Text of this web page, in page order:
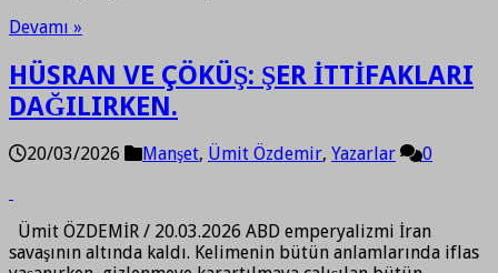
Devamı »
HÜSRAN VE ÇÖKÜŞ: ŞER İTTİFAKLARI
DAĞILIRKEN.
20/03/2026 Manşet, Ümit Özdemir, Yazarlar 0
Ümit ÖZDEMİR / 20.03.2026 ABD emperyalizmi İran
savaşının altında kaldı. Kelimenin bütün anlamlarında iflas